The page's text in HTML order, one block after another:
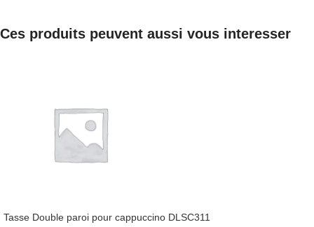
Ces produits peuvent aussi vous interesser
Tasse Double paroi pour cappuccino DLSC311